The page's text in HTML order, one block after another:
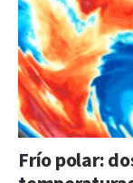
Frío polar: